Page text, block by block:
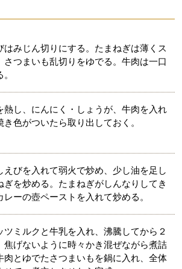
はみじん切りにする。たまねぎは薄くス
さつまいも乱切りをゆでる。牛肉は一口
熱し、にんにく・しょうが、牛肉を入れ
き色がついたら取り出しておく。
えびを入れて弱火で炒め、少し油を足し
ぎを炒める。たまねぎがしんなりしてき
レーの壺ペーストを入れて炒める。
ツミルクと牛乳を入れ、沸騰してから２
焦げないように時々かき混ぜながら煮詰
肉とゆでたさつまいもを鍋に入れ、全体